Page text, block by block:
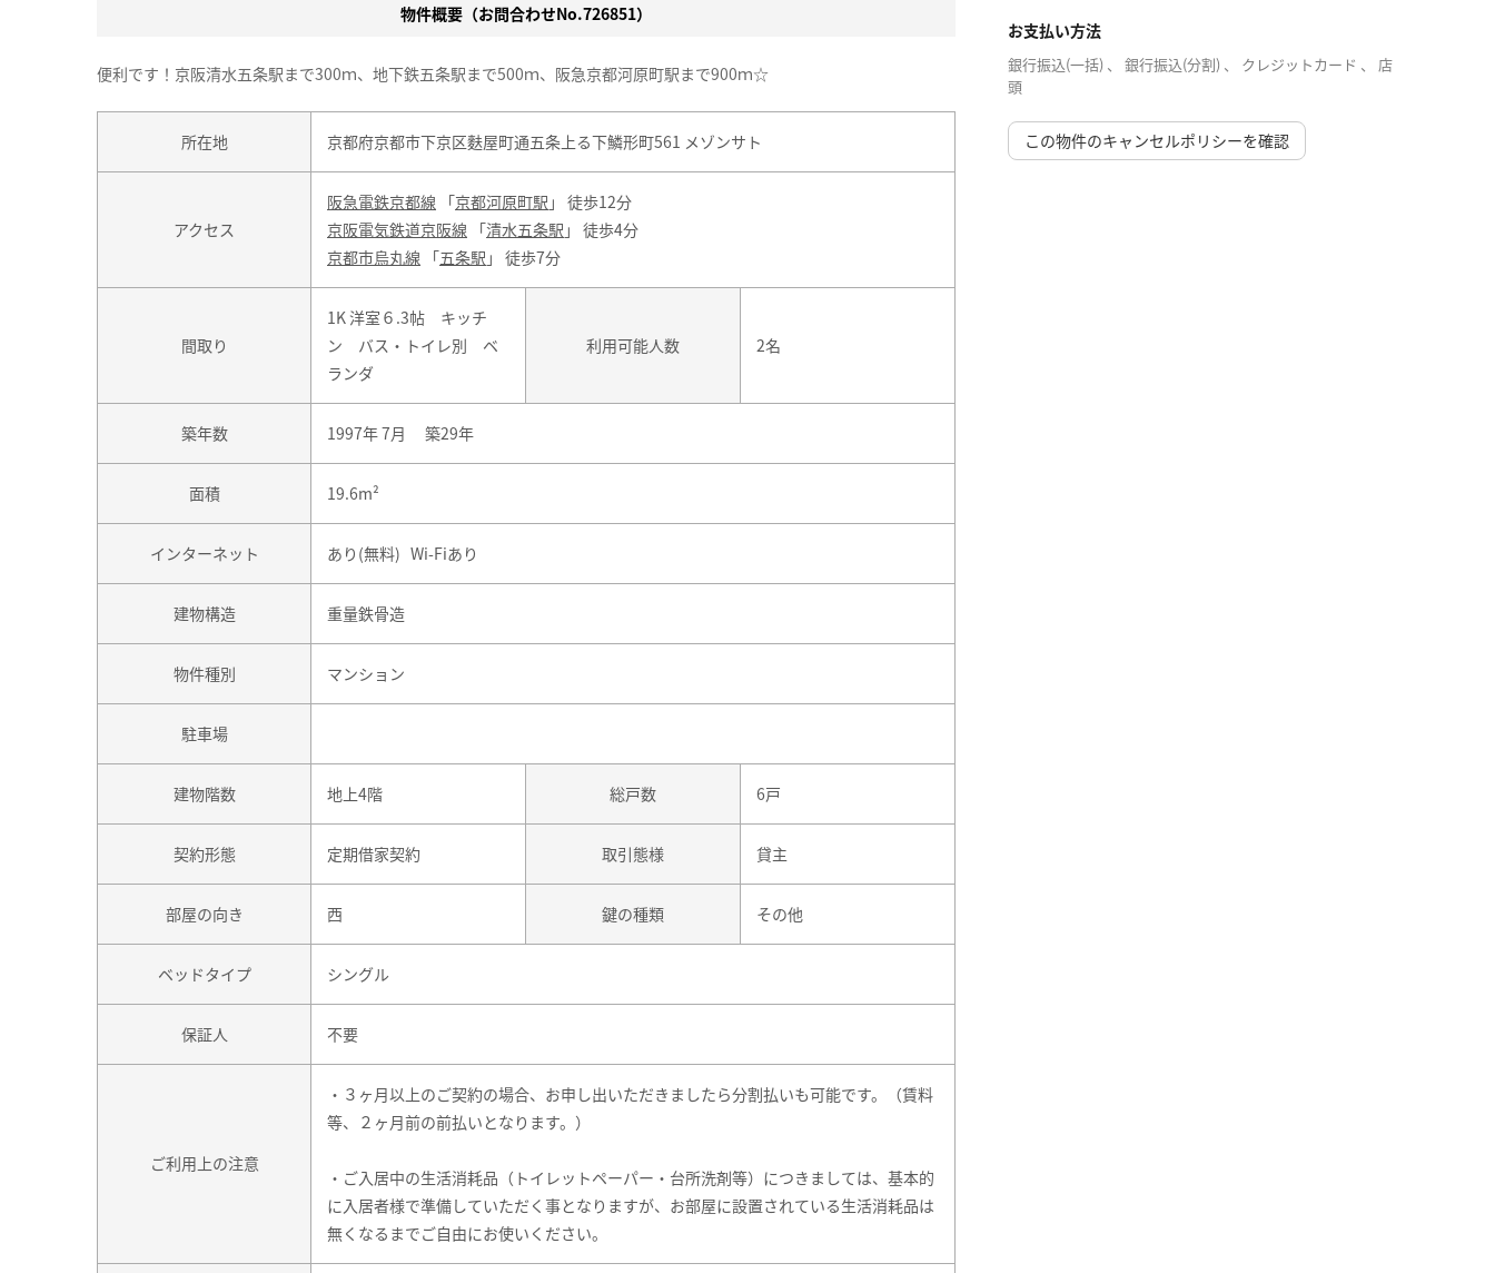
お支払い方法
銀行振込(一括) 、 銀行振込(分割) 、 クレジットカード 、 店
頭
この物件のキャンセルポリシーを確認
物件概要（お問合わせNo.726851）
便利です！京阪清水五条駅まで300ｍ、地下鉄五条駅まで500ｍ、阪急京都河原町駅まで900ｍ☆
所在地 京都府京都市下京区麩屋町通五条上る下鱗形町561 メゾンサト
アクセス
阪急電鉄京都線 「京都河原町駅 」 徒歩12分
京阪電気鉄道京阪線 「清水五条駅 」 徒歩4分
京都市烏丸線 「五条駅 」 徒歩7分
間取り
1K 洋室６.3帖 キッチ
ン バス・トイレ別 ベ
ランダ
利用可能人数 2名
築年数 1997年 7月 築29年
面積 19.6m²
インターネット あり(無料) Wi-Fiあり
建物構造 重量鉄骨造
物件種別 マンション
駐車場
建物階数 地上4階 総戸数 6戸
契約形態 定期借家契約 取引態様 貸主
部屋の向き 西 鍵の種類 その他
ベッドタイプ シングル
保証人 不要
ご利用上の注意
・３ヶ月以上のご契約の場合、お申し出いただきましたら分割払いも可能です。（賃料
等、２ヶ月前の前払いとなります。）
・ご入居中の生活消耗品（トイレットペーパー・台所洗剤等）につきましては、基本的
に入居者様で準備していただく事となりますが、お部屋に設置されている生活消耗品は
無くなるまでご自由にお使いください。